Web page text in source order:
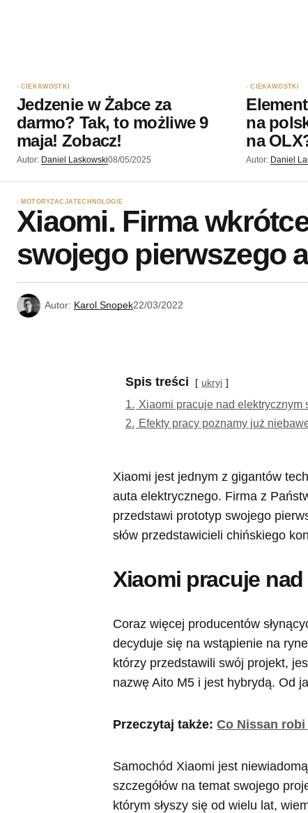
CIEKAWOSTKI
Jedzenie w Żabce za
darmo? Tak, to możliwe 9
maja! Zobacz!
Autor: Daniel Laskowski08/05/2025
CIEKAWOSTKI
na
na
Autor: Daniel
MOTORYZACJATECHNOLOGIE
Xiaomi. Firma
swojego pierwszego
Autor: Karol Snopek22/03/2022
Spis treści ukryj
1. Xiaomi pracuje nad elektrycznym
2. Efekty pracy poznamy już
Xiaomi jest jednym z gigantów
auta elektrycznego. Firma z
przedstawi prototyp swojego
słów przedstawicieli chińskiego
Xiaomi pracuje
Coraz więcej producentów
decyduje się na wstąpienie na
którzy przedstawili swój projekt,
nazwę Aito M5 i jest hybrydą. Od
Przeczytaj także: Co Nissan
Samochód Xiaomi jest
szczegółów na temat swojego
którym słyszy się od wielu lat,